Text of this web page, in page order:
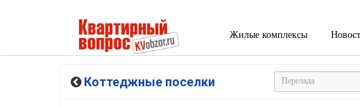
Жилые комплексы
Коттеджные поселки